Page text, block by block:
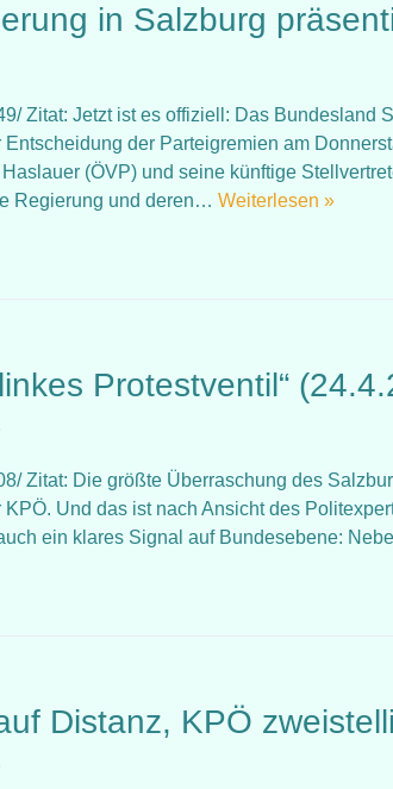
in Salzburg
Zitat: Jetzt ist es offiziell: Das Bundesland
der Parteigremien am
(ÖVP) und seine künftige
Regierung und deren… Weiterlesen »
Protestventil“
Zitat: Die größte Überraschung des
Und das ist nach Ansicht des
ein klares Signal auf Bundesebene:
Distanz, KPÖ